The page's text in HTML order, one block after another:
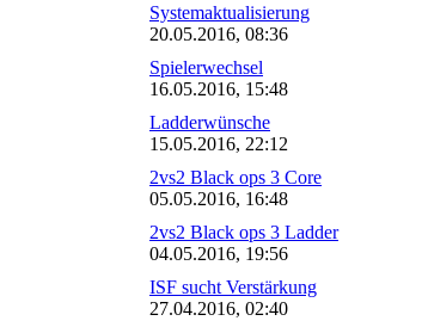
Systemaktualisierung
20.05.2016, 08:36
Spielerwechsel
16.05.2016, 15:48
Ladderwünsche
15.05.2016, 22:12
2vs2 Black ops 3 Core
05.05.2016, 16:48
2vs2 Black ops 3 Ladder
04.05.2016, 19:56
ISF sucht Verstärkung
27.04.2016, 02:40